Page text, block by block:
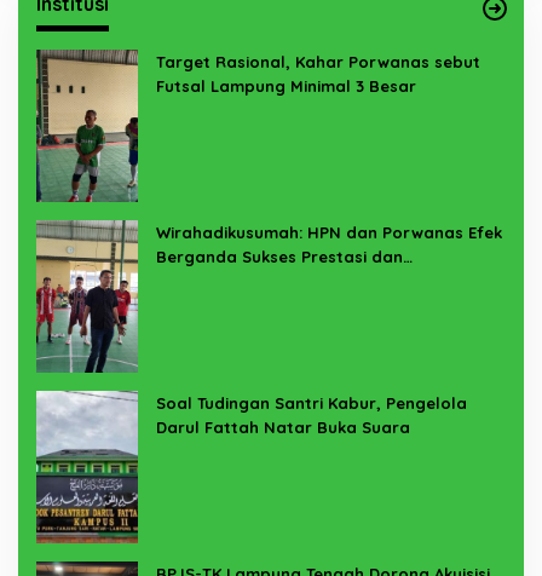
Target Rasional, Kahar Porwanas sebut
Futsal Lampung Minimal 3 Besar
Wirahadikusumah: HPN dan Porwanas Efek
Berganda Sukses Prestasi dan
Soal Tudingan Santri Kabur, Pengelola
Darul Fattah Natar Buka Suara